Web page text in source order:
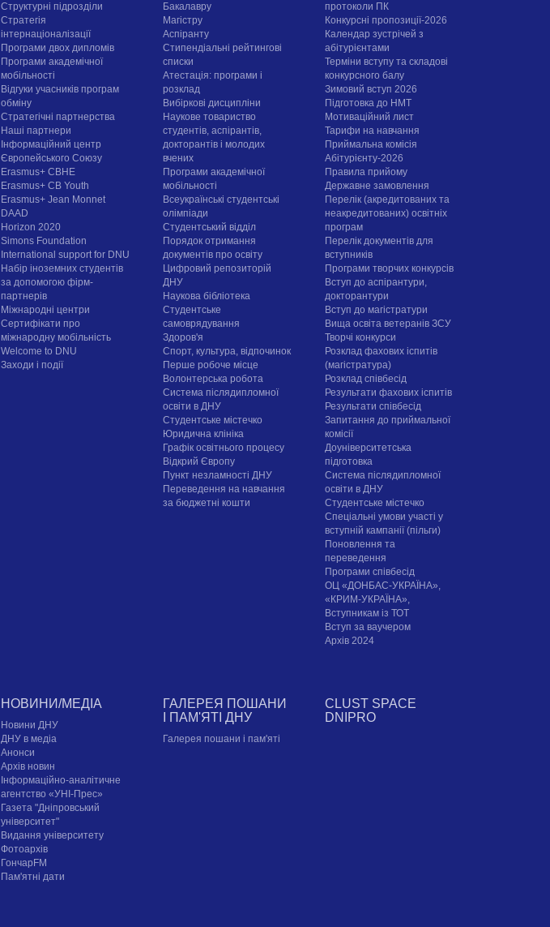
Структурні підрозділи
Стратегія
інтернаціоналізації
Програми двох дипломів
Програми академічної
мобільності
Відгуки учасників програм
обміну
Стратегічні партнерства
Наші партнери
Інформаційний центр
Європейського Союзу
Erasmus+ CBHE
Erasmus+ CB Youth
Erasmus+ Jean Monnet
DAAD
Horizon 2020
Simons Foundation
International support for DNU
Набір іноземних студентів
за допомогою фірм-
партнерів
Міжнародні центри
Сертифікати про
міжнародну мобільність
Welcome to DNU
Заходи і події
Бакалавру
Магістру
Аспіранту
Стипендіальні рейтингові
списки
Атестація: програми і
розклад
Вибіркові дисципліни
Наукове товариство
студентів, аспірантів,
докторантів і молодих
вчених
Програми академічної
мобільності
Всеукраїнські студентські
олімпіади
Студентський відділ
Порядок отримання
документів про освіту
Цифровий репозиторій
ДНУ
Наукова бібліотека
Студентське
самоврядування
Здоров'я
Спорт, культура, відпочинок
Перше робоче місце
Волонтерська робота
Система післядипломної
освіти в ДНУ
Cтудентське містечко
Юридична клініка
Графік освітнього процесу
Відкрий Європу
Пункт незламності ДНУ
Переведення на навчання
за бюджетні кошти
протоколи ПК
Конкурсні пропозиції-2026
Календар зустрічей з
абітурієнтами
Терміни вступу та складові
конкурсного балу
Зимовий вступ 2026
Підготовка до НМТ
Мотиваційний лист
Тарифи на навчання
Приймальна комісія
Абітурієнту-2026
Правила прийому
Державне замовлення
Перелік (акредитованих та
неакредитованих) освітніх
програм
Перелік документів для
вступників
Програми творчих конкурсiв
Вступ до аспірантури,
докторантури
Вступ до магістратури
Вища освіта ветеранів ЗСУ
Творчі конкурси
Розклад фахових іспитів
(магістратура)
Розклад співбесід
Результати фахових іспитів
Результати співбесід
Запитання до приймальної
комісії
Доуніверситетська
підготовка
Система післядипломної
освіти в ДНУ
Cтудентське містечко
Спеціальні умови участі у
вступній кампанії (пільги)
Поновлення та
переведення
Програми співбесід
ОЦ «ДОНБАС-УКРАЇНА»,
«КРИМ-УКРАЇНА»,
Вступникам із ТОТ
Вступ за ваучером
Архів 2024
НОВИНИ/МЕДІА
Новини ДНУ
ДНУ в медіа
Анонси
Архів новин
Інформаційно-аналітичне
агентство «УНІ-Прес»
Газета "Дніпровський
університет"
Видання університету
Фотоархів
ГончарFM
Пам'ятні дати
ГАЛЕРЕЯ ПОШАНИ
І ПАМ'ЯТІ ДНУ
Галерея пошани і пам'яті
CLUST SPACE
DNIPRO